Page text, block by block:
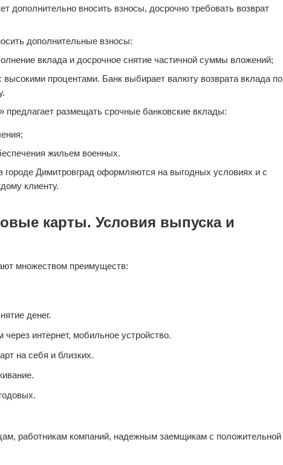
дополнительно вносить взносы, досрочно требовать возврат
дополнительные взносы:
вклада и досрочное снятие частичной суммы вложений;
процентами. Банк выбирает валюту возврата вклада по
размещать срочные банковские вклады:
жильем военных.
городе Димитровград оформляются на выгодных условиях и с
клиенту.
карты. Условия выпуска и
множеством преимуществ:
денег.
интернет, мобильное устройство.
на себя и близких.
работникам компаний, надежным заемщикам с положительной